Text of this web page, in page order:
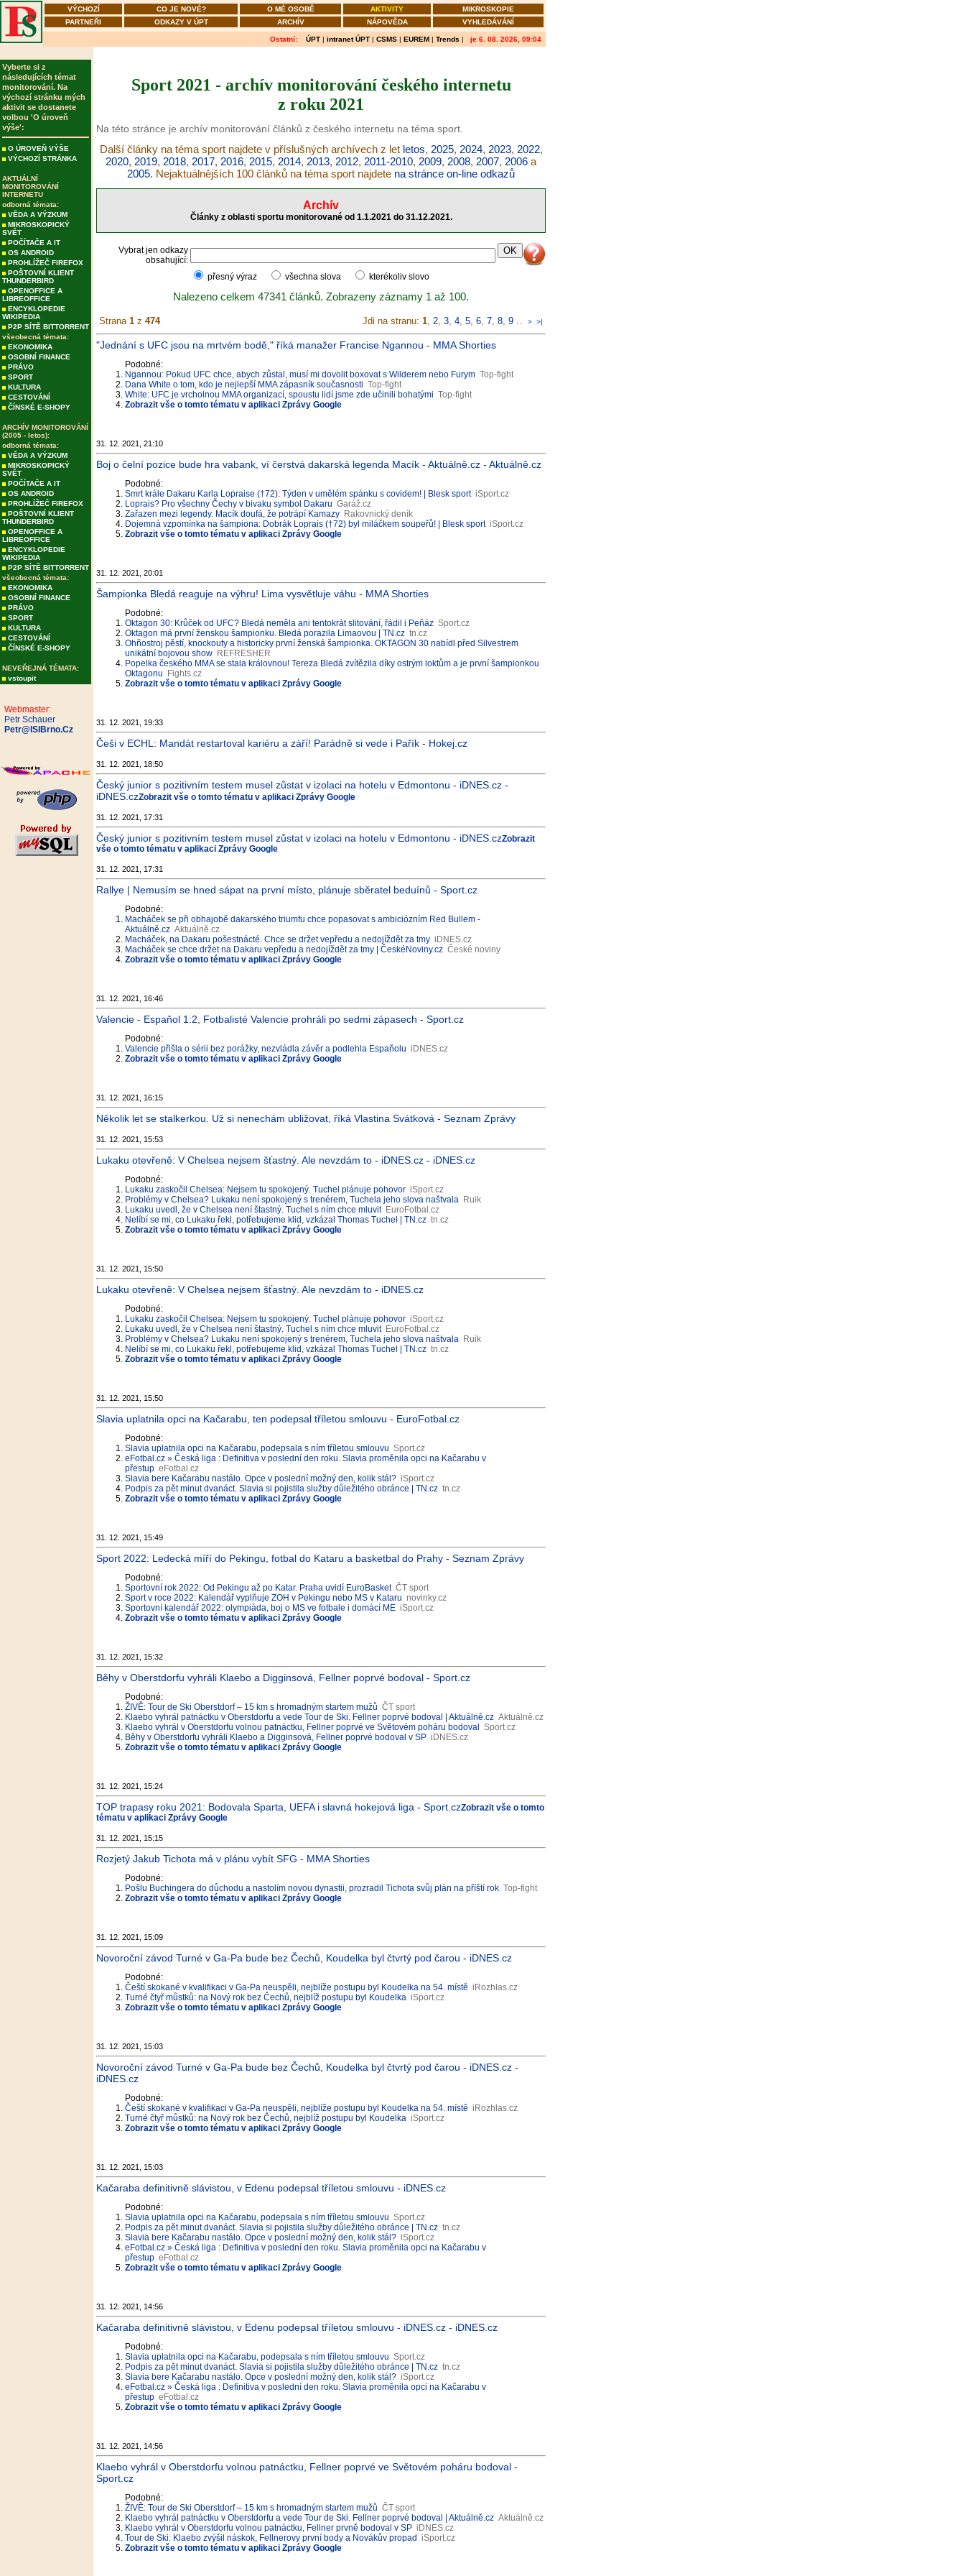
VÝCHOZÍ CO JE NOVÉ? O MÉ OSOBĚ AKTIVITY
MIKROSKOPIE
PARTNEŘI
ODKAZY V ÚPT ARCHÍV NÁPOVĚDA VYHLEDÁVÁNÍ
Ostatní: ÚPT | intranet ÚPT | CSMS | EUREM | Trends | je 6. 08. 2026, 09:04
Vyberte si z
následujících témat
monitorování. Na
výchozí stránku mých
aktivit se dostanete
volbou 'O úroveň
výše':
O ÚROVEŇ VÝŠE
VÝCHOZÍ STRÁNKA
AKTUÁLNÍ
MONITOROVÁNÍ
INTERNETU
odborná témata:
VĚDA A VÝZKUM
MIKROSKOPICKÝ
SVĚT
POČÍTAČE A IT
OS ANDROID
PROHLÍŽEČ FIREFOX
POŠTOVNÍ KLIENT
THUNDERBIRD
OPENOFFICE A
LIBREOFFICE
ENCYKLOPEDIE
WIKIPEDIA
P2P SÍTĚ BITTORRENT
všeobecná témata:
EKONOMIKA
OSOBNÍ FINANCE
PRÁVO
SPORT
KULTURA
CESTOVÁNÍ
ČÍNSKÉ E-SHOPY
ARCHÍV MONITOROVÁNÍ
(2005 - letos):
odborná témata:
VĚDA A VÝZKUM
MIKROSKOPICKÝ
SVĚT
POČÍTAČE A IT
OS ANDROID
PROHLÍŽEČ FIREFOX
POŠTOVNÍ KLIENT
THUNDERBIRD
OPENOFFICE A
LIBREOFFICE
ENCYKLOPEDIE
WIKIPEDIA
P2P SÍTĚ BITTORRENT
všeobecná témata:
EKONOMIKA
OSOBNÍ FINANCE
PRÁVO
SPORT
KULTURA
CESTOVÁNÍ
ČÍNSKÉ E-SHOPY
NEVEŘEJNÁ TÉMATA:
vstoupit
Webmaster:
Petr Schauer
Petr@ISIBrno.Cz
Sport 2021 - archív monitorování českého internetu
z roku 2021
Na této stránce je archív monitorování článků z českého internetu na téma sport.
Další články na téma sport najdete v příslušných archívech z let letos, 2025, 2024, 2023, 2022,
2020, 2019, 2018, 2017, 2016, 2015, 2014, 2013, 2012, 2011-2010, 2009, 2008, 2007, 2006 a
2005. Nejaktuálnějších 100 článků na téma sport najdete na stránce on-line odkazů
Archív
Články z oblasti sportu monitorované od 1.1.2021 do 31.12.2021.
Vybrat jen odkazy
obsahující:
přesný výraz
všechna slova kterékoliv slovo
Nalezeno celkem 47341 článků. Zobrazeny záznamy 1 až 100.
Strana 1 z 474 Jdi na stranu: 1, 2, 3, 4, 5, 6, 7, 8, 9 .. > >|
"Jednání s UFC jsou na mrtvém bodě," říká manažer Francise Ngannou - MMA Shorties
Podobné:
Ngannou: Pokud UFC chce, abych zůstal, musí mi dovolit boxovat s Wilderem nebo Furym Top-fight
Dana White o tom, kdo je nejlepší MMA zápasník současnosti Top-fight
White: UFC je vrcholnou MMA organizací, spoustu lidí jsme zde učinili bohatými Top-fight
Zobrazit vše o tomto tématu v aplikaci Zprávy Google
31. 12. 2021, 21:10
Boj o čelní pozice bude hra vabank, ví čerstvá dakarská legenda Macík - Aktuálně.cz - Aktuálně.cz
Podobné:
Smrt krále Dakaru Karla Lopraise (†72): Týden v umělém spánku s covidem! | Blesk sport iSport.cz
Loprais? Pro všechny Čechy v bivaku symbol Dakaru Garáž.cz
Zařazen mezi legendy. Macík doufá, že potrápí Kamazy Rakovnický deník
Dojemná vzpomínka na šampiona: Dobrák Loprais (†72) byl miláčkem soupeřů! | Blesk sport iSport.cz
Zobrazit vše o tomto tématu v aplikaci Zprávy Google
31. 12. 2021, 20:01
Šampionka Bledá reaguje na výhru! Lima vysvětluje váhu - MMA Shorties
Podobné:
Oktagon 30: Krůček od UFC? Bledá neměla ani tentokrát slitování, řádil i Peňáz Sport.cz
Oktagon má první ženskou šampionku. Bledá porazila Limaovou | TN.cz tn.cz
Ohňostroj pěstí, knockouty a historicky první ženská šampionka. OKTAGON 30 nabídl před Silvestrem
unikátní bojovou show REFRESHER
Popelka českého MMA se stala královnou! Tereza Bledá zvítězila díky ostrým loktům a je první šampionkou
Oktagonu
Fights.cz
Zobrazit vše o tomto tématu v aplikaci Zprávy Google
31. 12. 2021, 19:33
Češi v ECHL: Mandát restartoval kariéru a září! Parádně si vede i Pařík - Hokej.cz
31. 12. 2021, 18:50
Český junior s pozitivním testem musel zůstat v izolaci na hotelu v Edmontonu - iDNES.cz -
iDNES.czZobrazit vše o tomto tématu v aplikaci Zprávy Google
31. 12. 2021, 17:31
Český junior s pozitivním testem musel zůstat v izolaci na hotelu v Edmontonu - iDNES.czZobrazit
vše o tomto tématu v aplikaci Zprávy Google
31. 12. 2021, 17:31
Rallye | Nemusím se hned sápat na první místo, plánuje sběratel beduínů - Sport.cz
Podobné:
Macháček se při obhajobě dakarského triumfu chce popasovat s ambiciózním Red Bullem -
Aktuálně.cz Aktuálně.cz
Macháček, na Dakaru pošestnácté. Chce se držet vepředu a nedojíždět za tmy iDNES.cz
Macháček se chce držet na Dakaru vepředu a nedojíždět za tmy | ČeskéNoviny.cz České noviny
Zobrazit vše o tomto tématu v aplikaci Zprávy Google
31. 12. 2021, 16:46
Valencie - Espaňol 1:2, Fotbalisté Valencie prohráli po sedmi zápasech - Sport.cz
Podobné:
Valencie přišla o sérii bez porážky, nezvládla závěr a podlehla Espaňolu iDNES.cz
Zobrazit vše o tomto tématu v aplikaci Zprávy Google
31. 12. 2021, 16:15
Několik let se stalkerkou. Už si nenechám ubližovat, říká Vlastina Svátková - Seznam Zprávy
31. 12. 2021, 15:53
Lukaku otevřeně: V Chelsea nejsem šťastný. Ale nevzdám to - iDNES.cz - iDNES.cz
Podobné:
Lukaku zaskočil Chelsea: Nejsem tu spokojený. Tuchel plánuje pohovor iSport.cz
Problémy v Chelsea? Lukaku není spokojený s trenérem, Tuchela jeho slova naštvala Ruik
Lukaku uvedl, že v Chelsea není štastný. Tuchel s ním chce mluvit EuroFotbal.cz
Nelíbí se mi, co Lukaku řekl, potřebujeme klid, vzkázal Thomas Tuchel | TN.cz tn.cz
Zobrazit vše o tomto tématu v aplikaci Zprávy Google
31. 12. 2021, 15:50
Lukaku otevřeně: V Chelsea nejsem šťastný. Ale nevzdám to - iDNES.cz
Podobné:
Lukaku zaskočil Chelsea: Nejsem tu spokojený. Tuchel plánuje pohovor iSport.cz
Lukaku uvedl, že v Chelsea není štastný. Tuchel s ním chce mluvit EuroFotbal.cz
Problémy v Chelsea? Lukaku není spokojený s trenérem, Tuchela jeho slova naštvala Ruik
Nelíbí se mi, co Lukaku řekl, potřebujeme klid, vzkázal Thomas Tuchel | TN.cz tn.cz
Zobrazit vše o tomto tématu v aplikaci Zprávy Google
31. 12. 2021, 15:50
Slavia uplatnila opci na Kačarabu, ten podepsal tříletou smlouvu - EuroFotbal.cz
Podobné:
Slavia uplatnila opci na Kačarabu, podepsala s ním tříletou smlouvu Sport.cz
eFotbal.cz » Česká liga : Definitiva v poslední den roku. Slavia proměnila opci na Kačarabu v
přestup eFotbal.cz
Slavia bere Kačarabu nastálo. Opce v poslední možný den, kolik stál? iSport.cz
Podpis za pět minut dvanáct. Slavia si pojistila služby důležitého obránce | TN.cz tn.cz
Zobrazit vše o tomto tématu v aplikaci Zprávy Google
31. 12. 2021, 15:49
Sport 2022: Ledecká míří do Pekingu, fotbal do Kataru a basketbal do Prahy - Seznam Zprávy
Podobné:
Sportovní rok 2022: Od Pekingu až po Katar. Praha uvidí EuroBasket ČT sport
Sport v roce 2022: Kalendář vyplňuje ZOH v Pekingu nebo MS v Kataru novinky.cz
Sportovní kalendář 2022: olympiáda, boj o MS ve fotbale i domácí ME iSport.cz
Zobrazit vše o tomto tématu v aplikaci Zprávy Google
31. 12. 2021, 15:32
Běhy v Oberstdorfu vyhráli Klaebo a Digginsová, Fellner poprvé bodoval - Sport.cz
Podobné:
ŽIVĚ: Tour de Ski Oberstdorf – 15 km s hromadným startem mužů ČT sport
Klaebo vyhrál patnáctku v Oberstdorfu a vede Tour de Ski. Fellner poprvé bodoval | Aktuálně.cz Aktuálně.cz
Klaebo vyhrál v Oberstdorfu volnou patnáctku, Fellner poprvé ve Světovém poháru bodoval
Sport.cz
Běhy v Oberstdorfu vyhráli Klaebo a Digginsová, Fellner poprvé bodoval v SP iDNES.cz
Zobrazit vše o tomto tématu v aplikaci Zprávy Google
31. 12. 2021, 15:24
TOP trapasy roku 2021: Bodovala Sparta, UEFA i slavná hokejová liga - Sport.czZobrazit vše o tomto
tématu v aplikaci Zprávy Google
31. 12. 2021, 15:15
Rozjetý Jakub Tichota má v plánu vybít SFG - MMA Shorties
Podobné:
Pošlu Buchingera do důchodu a nastolím novou dynastii, prozradil Tichota svůj plán na příští rok Top-fight
Zobrazit vše o tomto tématu v aplikaci Zprávy Google
31. 12. 2021, 15:09
Novoroční závod Turné v Ga-Pa bude bez Čechů, Koudelka byl čtvrtý pod čarou - iDNES.cz
Podobné:
Čeští skokané v kvalifikaci v Ga-Pa neuspěli, nejblíže postupu byl Koudelka na 54. místě iRozhlas.cz
Turné čtyř můstků: na Nový rok bez Čechů, nejblíž postupu byl Koudelka iSport.cz
Zobrazit vše o tomto tématu v aplikaci Zprávy Google
31. 12. 2021, 15:03
Novoroční závod Turné v Ga-Pa bude bez Čechů, Koudelka byl čtvrtý pod čarou - iDNES.cz -
iDNES.cz
Podobné:
Čeští skokané v kvalifikaci v Ga-Pa neuspěli, nejblíže postupu byl Koudelka na 54. místě iRozhlas.cz
Turné čtyř můstků: na Nový rok bez Čechů, nejblíž postupu byl Koudelka iSport.cz
Zobrazit vše o tomto tématu v aplikaci Zprávy Google
31. 12. 2021, 15:03
Kačaraba definitivně slávistou, v Edenu podepsal tříletou smlouvu - iDNES.cz
Podobné:
Slavia uplatnila opci na Kačarabu, podepsala s ním tříletou smlouvu Sport.cz
Podpis za pět minut dvanáct. Slavia si pojistila služby důležitého obránce | TN.cz tn.cz
Slavia bere Kačarabu nastálo. Opce v poslední možný den, kolik stál? iSport.cz
eFotbal.cz » Česká liga : Definitiva v poslední den roku. Slavia proměnila opci na Kačarabu v
přestup eFotbal.cz
Zobrazit vše o tomto tématu v aplikaci Zprávy Google
31. 12. 2021, 14:56
Kačaraba definitivně slávistou, v Edenu podepsal tříletou smlouvu - iDNES.cz - iDNES.cz
Podobné:
Slavia uplatnila opci na Kačarabu, podepsala s ním tříletou smlouvu Sport.cz
Podpis za pět minut dvanáct. Slavia si pojistila služby důležitého obránce | TN.cz tn.cz
Slavia bere Kačarabu nastálo. Opce v poslední možný den, kolik stál? iSport.cz
eFotbal.cz » Česká liga : Definitiva v poslední den roku. Slavia proměnila opci na Kačarabu v
přestup eFotbal.cz
Zobrazit vše o tomto tématu v aplikaci Zprávy Google
31. 12. 2021, 14:56
Klaebo vyhrál v Oberstdorfu volnou patnáctku, Fellner poprvé ve Světovém poháru bodoval -
Sport.cz
Podobné:
ŽIVĚ: Tour de Ski Oberstdorf – 15 km s hromadným startem mužů ČT sport
Klaebo vyhrál patnáctku v Oberstdorfu a vede Tour de Ski. Fellner poprvé bodoval | Aktuálně.cz Aktuálně.cz
Klaebo vyhrál v Oberstdorfu volnou patnáctku, Fellner prvně bodoval v SP iDNES.cz
Tour de Ski: Klaebo zvýšil náskok, Fellnerovy první body a Novákův propad iSport.cz
Zobrazit vše o tomto tématu v aplikaci Zprávy Google